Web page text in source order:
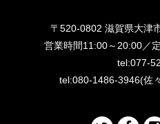
〒520-0802 滋賀県大津
営業時間11:00～20:00／
tel:077-
tel:080-1486-3946(佐